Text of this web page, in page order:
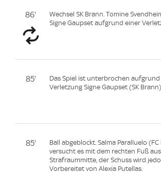
86'
Wechsel SK Brann. Tomine
Signe Gaupset aufgrund einer
85'
Das Spiel ist unterbrochen
Verletzung Signe Gaupset (SK Brann).
85'
Ball abgeblockt. Salma Paralluelo
versucht es mit dem rechten Fuß
Strafraummitte, der Schuss wird
Vorbereitet von Alexia Putellas.